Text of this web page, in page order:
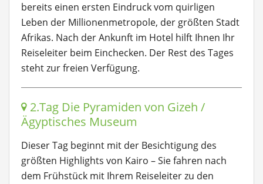
bereits einen ersten Eindruck vom quirligen
Leben der Millionenmetropole, der größten Stadt
Afrikas. Nach der Ankunft im Hotel hilft Ihnen Ihr
Reiseleiter beim Einchecken. Der Rest des Tages
steht zur freien Verfügung.
2.Tag Die Pyramiden von Gizeh /
Ägyptisches Museum
Dieser Tag beginnt mit der Besichtigung des
größten Highlights von Kairo – Sie fahren nach
dem Frühstück mit Ihrem Reiseleiter zu den